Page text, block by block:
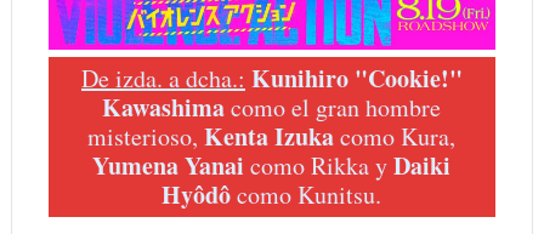
De izda. a dcha.: Kunihiro "Cookie!"
Kawashimacomo el gran hombre
misterioso,Kenta Izukacomo Kura,
Yumena Yanai como Rikka yDaiki
Hyôdôcomo Kunitsu.